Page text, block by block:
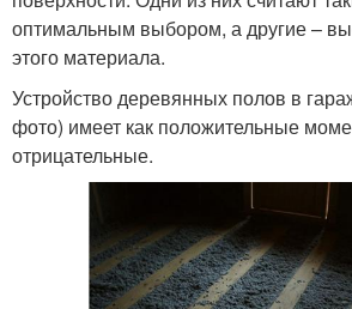
оптимальным выбором, а другие –
этого материала.
Устройство деревянных полов в
фото) имеет как положительные
отрицательные.